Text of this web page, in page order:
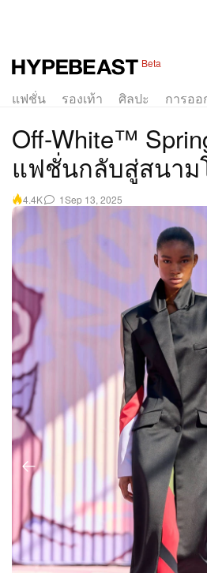
Beta
แฟชั่น รองเท้า ศิลปะ การอ
Off-White™
แฟชั่นกลับสู่สนาม
4.4K 1Sep 13, 2025